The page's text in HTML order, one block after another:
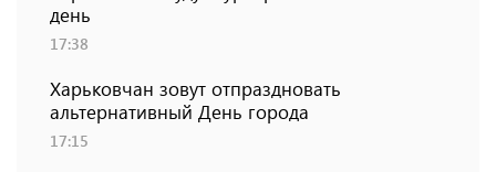
день
17:38
Харьковчан зовут отпраздновать
альтернативный День города
17:15